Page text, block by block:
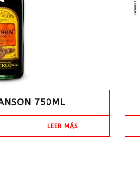
750ML
LEER MÁS